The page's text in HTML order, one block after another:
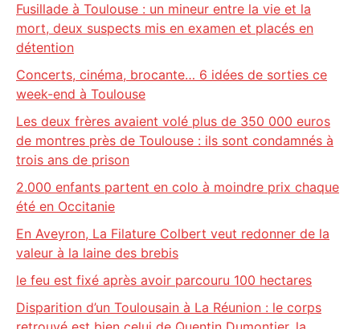
Fusillade à Toulouse : un mineur entre la vie et la
mort, deux suspects mis en examen et placés en
détention
Concerts, cinéma, brocante… 6 idées de sorties ce
week-end à Toulouse
Les deux frères avaient volé plus de 350 000 euros
de montres près de Toulouse : ils sont condamnés à
trois ans de prison
2.000 enfants partent en colo à moindre prix chaque
été en Occitanie
En Aveyron, La Filature Colbert veut redonner de la
valeur à la laine des brebis
le feu est fixé après avoir parcouru 100 hectares
Disparition d’un Toulousain à La Réunion : le corps